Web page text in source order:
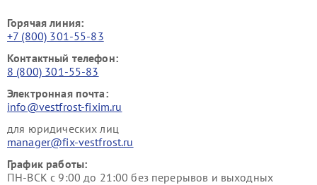
Горячая линия:
+7 (800) 301-55-83
Контактный телефон:
8 (800) 301-55-83
Электронная почта:
info@vestfrost-fixim.ru
для юридических лиц
manager@fix-vestfrost.ru
График работы:
ПН-ВСК с 9:00 до 21:00 без перерывов и выходных